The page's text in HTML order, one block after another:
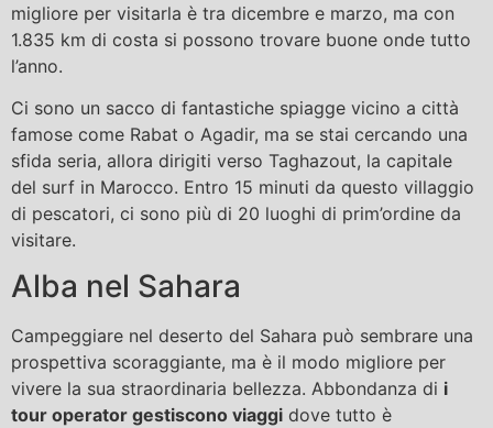
migliore per visitarla è tra dicembre e marzo, ma con
1.835 km di costa si possono trovare buone onde tutto
l’anno.
Ci sono un sacco di fantastiche spiagge vicino a città
famose come Rabat o Agadir, ma se stai cercando una
sfida seria, allora dirigiti verso Taghazout, la capitale
del surf in Marocco. Entro 15 minuti da questo villaggio
di pescatori, ci sono più di 20 luoghi di prim’ordine da
visitare.
Alba nel Sahara
Campeggiare nel deserto del Sahara può sembrare una
prospettiva scoraggiante, ma è il modo migliore per
vivere la sua straordinaria bellezza. Abbondanza di i
tour operator gestiscono viaggi dove tutto è